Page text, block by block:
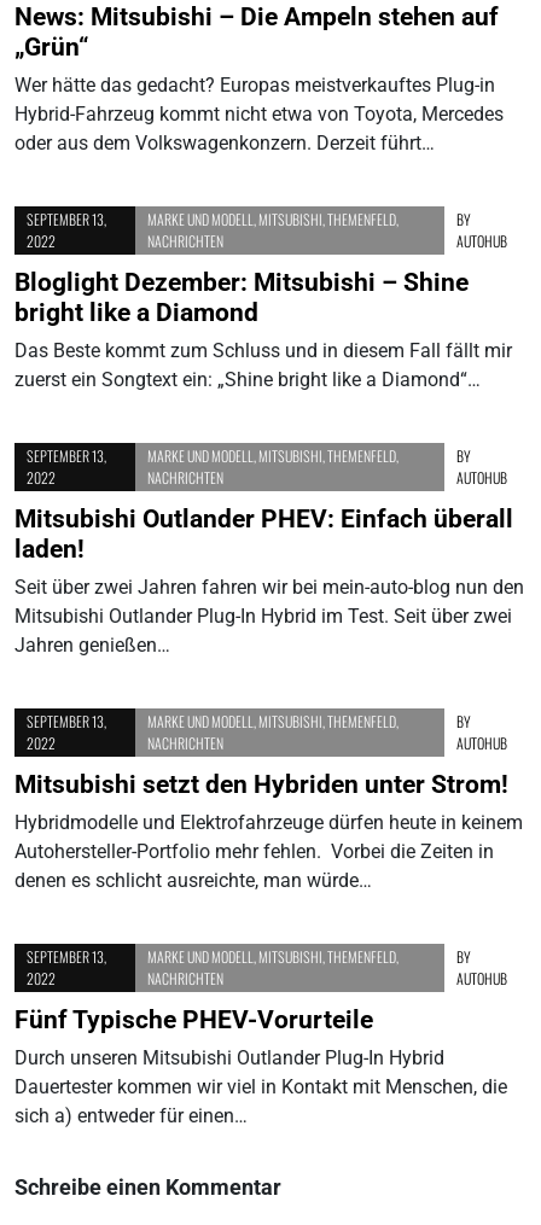
News: Mitsubishi – Die Ampeln stehen auf
„Grün“
Wer hätte das gedacht? Europas meistverkauftes Plug-in
Hybrid-Fahrzeug kommt nicht etwa von Toyota, Mercedes
oder aus dem Volkswagenkonzern. Derzeit führt…
SEPTEMBER 13,
2022
MARKE UND MODELL MITSUBISHI THEMENFELD,
NACHRICHTEN
BY
AUTOHUB
Bloglight Dezember: Mitsubishi – Shine
bright like a Diamond
Das Beste kommt zum Schluss und in diesem Fall fällt mir
zuerst ein Songtext ein: „Shine bright like a Diamond“…
SEPTEMBER 13,
2022
MARKE UND MODELL MITSUBISHI THEMENFELD,
NACHRICHTEN
BY
AUTOHUB
Mitsubishi Outlander PHEV: Einfach überall
laden!
Seit über zwei Jahren fahren wir bei mein-auto-blog nun den
Mitsubishi Outlander Plug-In Hybrid im Test. Seit über zwei
Jahren genießen…
SEPTEMBER 13,
2022
MARKE UND MODELL MITSUBISHI THEMENFELD,
NACHRICHTEN
BY
AUTOHUB
Mitsubishi setzt den Hybriden unter Strom!
Hybridmodelle und Elektrofahrzeuge dürfen heute in keinem
Autohersteller-Portfolio mehr fehlen. Vorbei die Zeiten in
denen es schlicht ausreichte, man würde…
SEPTEMBER 13,
2022
MARKE UND MODELL MITSUBISHI THEMENFELD,
NACHRICHTEN
BY
AUTOHUB
Fünf Typische PHEV-Vorurteile
Durch unseren Mitsubishi Outlander Plug-In Hybrid
Dauertester kommen wir viel in Kontakt mit Menschen, die
sich a) entweder für einen…
Schreibe einen Kommentar